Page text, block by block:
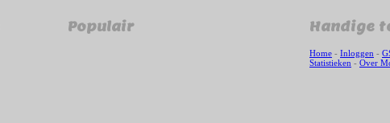
Populair Handige
Home - Inloggen -
Statistieken - Over